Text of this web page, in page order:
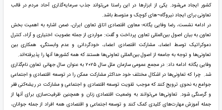
کشور ایجاد می‌شود. یکی از ابزارها در این راستا می‌تواند جذب سرمایه‌گذاری آحاد مردم در قالب
تعاونی برای ایجاد نیروگاه¬های کوچک و متوسط باشد.
در ادامه نشست، رضا وفایی یگانه؛ معاون اقتصادی اتاق تعاون ایران، ضمن اشاره به اهمیت بخش
تعاون به بیان اصول بین‌المللی تعاون پرداخت و گفت: مواردی از جمله عضویت اختیاری و آزاد، کنترل
دموکراتیک توسط اعضاء، مشارکت اقتصادی اعضاء، خودگردانی و عدم وابستگی، همکاری بین
تعاونی‌ها و توجه به جامعه از اصول بین‌المللی تعاونی‌ها هستند که همه کشورها آنها را پذیرفته‌اند.
وفایی یگانه ادامه داد: در مجمع عمومی سازمان ملل سال ۲۰۲۵ به عنوان سال جهانی تعاون نام‌گذاری
شد. چرا که تعاونی‌ها در اشکال مختلف خود حداکثر مشارکت ممکن را در توسعه اقتصادی و اجتماعی
جوامع به نحوی ترویج کنند که موجب تقویت توسعه اقتصادی و اجتماعی و مشارکت در ریشه‌کنی فقر
و گرسنگی ‌شود. تعاونی‌ها می‌توانند به وضعیت اقتصادی زنان و همچنین ظرفیت‌سازی برای آنها از
جمله آموزش مهارت‌های کلیدی کمک کنند و توسعه اجتماعی و اقتصادی همه افراد از جمله جوانان،